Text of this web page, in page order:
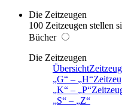
Die Zeitzeugen
100 Zeitzeugen stellen
Bücher
Die Zeitzeugen
Übersicht
G
– H
K
– P
S
–
Z